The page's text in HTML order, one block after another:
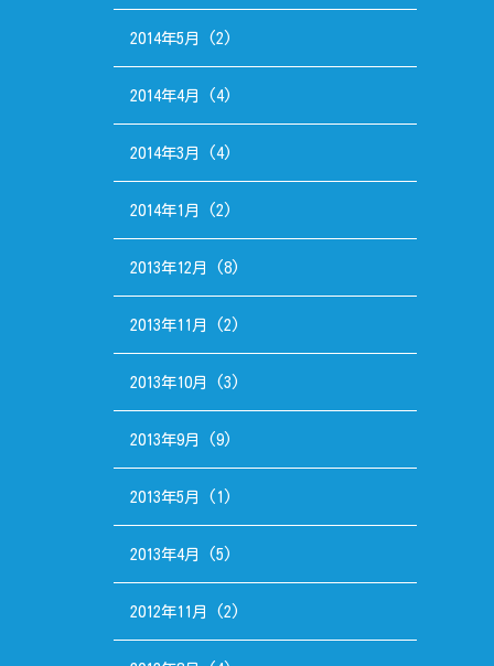
2014年5月 (2)
2014年4月 (4)
2014年3月 (4)
2014年1月 (2)
2013年12月 (8)
2013年11月 (2)
2013年10月 (3)
2013年9月 (9)
2013年5月 (1)
2013年4月 (5)
2012年11月 (2)